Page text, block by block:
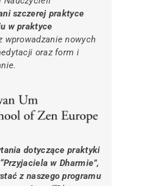
szczerej praktyce
w praktyce
wprowadzanie nowych
oraz form i
dotyczące praktyki
w Dharmie”,
z naszego programu